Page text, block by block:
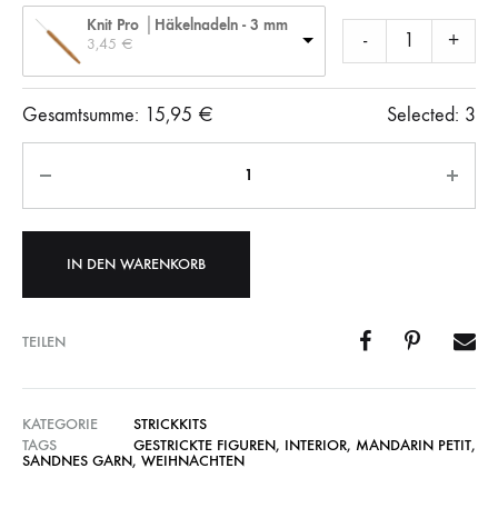
Knit Pro │Häkelnadeln - 3 mm
3,45 € - +
Gesamtsumme: 15,95 € Selected: 3
Anzahl
IN DEN WARENKORB
TEILEN
KATEGORIE
STRICKKITS
TAGS
GESTRICKTE FIGUREN, INTERIOR, MANDARIN PETIT,
SANDNES GARN, WEIHNACHTEN